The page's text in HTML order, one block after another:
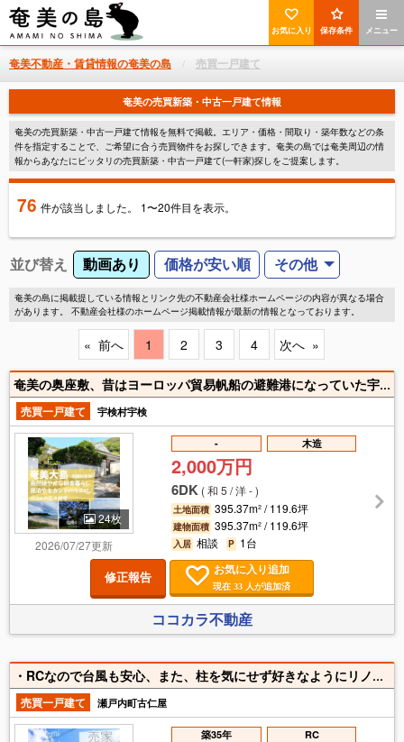
メニュー
保存条件
お気に入り
奄美不動産・賃貸情報の奄美の島 売買一戸建て
奄美の売買新築・中古一戸建て情報
奄美の売買新築・中古一戸建て情報を無料で掲載。エリア・価格・間取り・築年数などの条
件を指定することで、ご希望に合う売買物件をお探しできます。奄美の島では奄美周辺の情
報からあなたにピッタリの売買新築・中古一戸建て(一軒家)探しをご提案します。
76 件が該当しました。 1〜20件目を表示。
並び替え 動画あり 価格が安い順 その他
奄美の島に掲載提している情報とリンク先の不動産会社様ホームページの内容が異なる場合
があります。 不動産会社様のホームページ掲載情報が最新の情報となっております。
前へ 1 2 3 4 次へ
奄美の奥座敷、昔はヨーロッパ貿易帆船の避難港になっていた宇検湾。歴史景観の里 、宇検村字検にある物件です。目の前に風光明媚な枝手久島。 物件より2キロ程先に白い砂浜と透き通った海のフノシ浜。朝夕の鳥の囀り、昼間は蝶が多数舞い、物件横には歴史ある大ガジュマルが大きな枝を伸ばす大自然の中にある6LDK の2階建て瓦屋根。部屋数が多いのでゲストハウスとしての利用もお勧めです。ペンションや旅館としての利用など。退職後の住処や都会と2拠点生活の奄美の住まいとして。近所に釣り場が多数あり 夏場は枝手久島やフノシ浜での海水浴。集落内に昔の珊瑚塀も多数残り 朝や夕方の空気が奄美の中でも特に美味しく感じられる場所です。奄美暮らしでの絶対のお勧めは朝夕の散歩です。自然に囲まれて穏やかにのんびりゆっくり過ごせそうです。気になるかたはお気軽にお問い合わせください。
売買一戸建て
宇検村宇検
24枚
2026/07/27更新
- 木造
2,000万円
6DK (和 5 / 洋 -)
土地面積 395.37m² / 119.6坪
建物面積 395.37m² / 119.6坪
入居 相談P 1台
修正報告 お気に入り追加
現在 33 人が追加済
ココカラ不動産
・RCなので台風も安心、また、柱を気にせず好きなようにリノベーションできます。 ・対面式キッチンやレンジフードもリフォームしていてキレイ。 ・駐車場も広々。 ・重厚感のある外壁と植栽があるので外部からの目線が気になりません。 ・広々バルコニー。 ・バルコニーから大島海峡や加計呂麻島を臨むことができます。 ・段差が少ないバリアフリー設計。 ・各お部屋に収納スペース有り。 ・病院や図書館が近くにあり静かな住宅環境です。
売買一戸建て
瀬戸内町古仁屋
築35年 RC